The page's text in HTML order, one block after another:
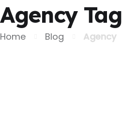
Agency Tag
Home Blog Agency